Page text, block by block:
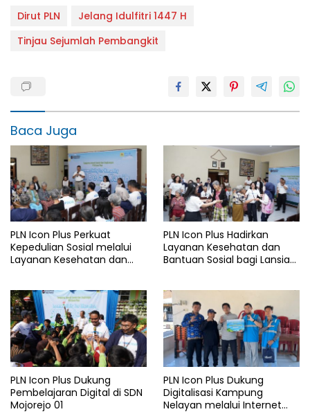
Dirut PLN
Jelang Idulfitri 1447 H
Tinjau Sejumlah Pembangkit
Baca Juga
PLN Icon Plus Perkuat
Kepedulian Sosial melalui
Layanan Kesehatan dan
PLN Icon Plus Hadirkan
Layanan Kesehatan dan
Bantuan Sosial bagi Lansia
PLN Icon Plus Dukung
Pembelajaran Digital di SDN
Mojorejo 01
PLN Icon Plus Dukung
Digitalisasi Kampung
Nelayan melalui Internet